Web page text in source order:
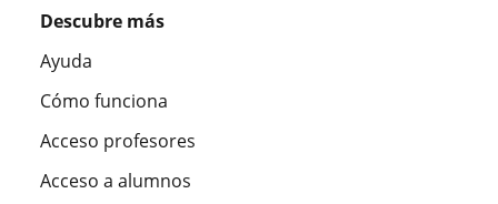
Descubre más
Ayuda
Cómo funciona
Acceso profesores
Acceso a alumnos